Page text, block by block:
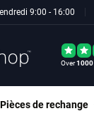
9:00 - 16:00
Over1000
Pièces de rechange